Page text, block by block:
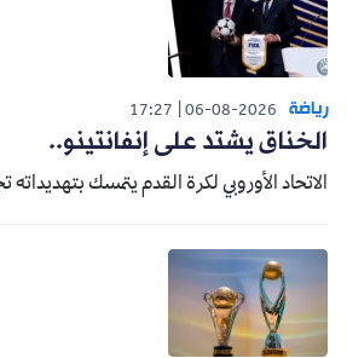
رياضة 06-08-2026
17:27
الخناق يشتد على إنفانتينو..
الاتحاد الأوروبي لكرة القدم يتمسك بتهديداته